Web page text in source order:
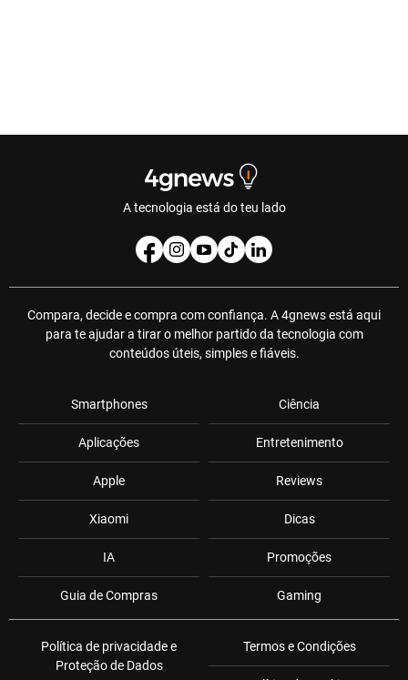
A tecnologia está do teu lado
Compara, decide e compra com confiança. A 4gnews está aqui
para te ajudar a tirar o melhor partido da tecnologia com
conteúdos úteis, simples e fiáveis.
Smartphones
Aplicações
Apple
Xiaomi
IA
Guia de Compras
Ciência
Entretenimento
Reviews
Dicas
Promoções
Gaming
Política de privacidade e
Proteção de Dados
Termos e Condições